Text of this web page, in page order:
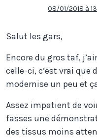
08/01/2018 à
Salut les gars,
Encore du gros taf,
celle-ci, c’est vrai que
modernise un peu et
Assez impatient de
fasses une
des tissus moins